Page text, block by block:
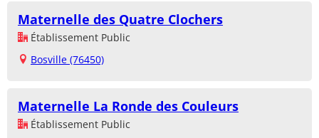
Maternelle des Quatre Clochers
Établissement Public
Bosville (76450)
Maternelle La Ronde des Couleurs
Établissement Public